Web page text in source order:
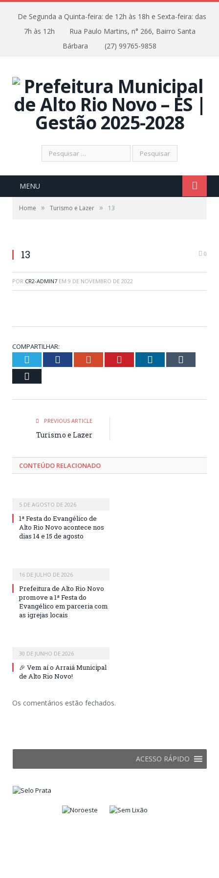
De Segunda a Quinta-feira: de 12h às 18h e Sexta-feira: das
7h às 12h
Rua Paulo Martins, n° 266, Bairro Santa
Bárbara
(27) 99765-9858
Pesquisar
por:
MENU
Home » Turismo e Lazer » 13
13 0
POR CR2-ADMIN7 EM 9 DE NOVEMBRO DE 2022
COMPARTILHAR:
Twitter Facebook Google+ Pinterest LinkedIn
PREVIOUS ARTICLE
Turismo e Lazer
CONTEÚDO RELACIONADO
5 DE AGOSTO DE 2026
1ª Festa do Evangélico de
Alto Rio Novo acontece nos
dias 14 e 15 de agosto
16 DE JULHO DE 2026
Prefeitura de Alto Rio Novo
promove a 1ª Festa do
Evangélico em parceria com
as igrejas locais
30 DE JUNHO DE 2026
🎉 Vem aí o Arraiá Municipal
de Alto Rio Novo!
Os comentários estão fechados.
ACESSO RÁPIDO